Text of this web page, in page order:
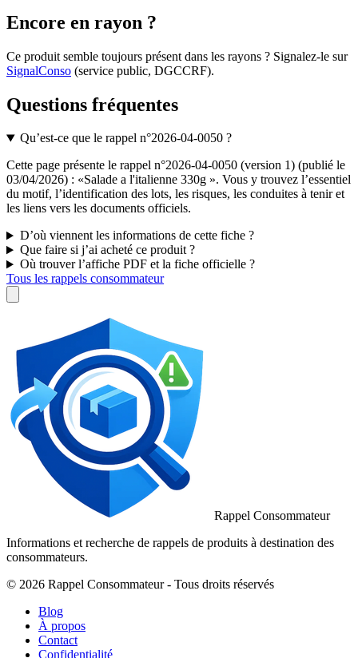
Encore en rayon ?
Ce produit semble toujours présent dans les rayons ? Signalez-le sur
SignalConso (service public, DGCCRF).
Questions fréquentes
Qu’est-ce que le rappel n°2026-04-0050 ?
Cette page présente le rappel n°2026-04-0050 (version 1) (publié le
03/04/2026) : «Salade a l'italienne 330g ». Vous y trouvez l’essentiel
du motif, l’identification des lots, les risques, les conduites à tenir et
les liens vers les documents officiels.
D’où viennent les informations de cette fiche ?
Que faire si j’ai acheté ce produit ?
Où trouver l’affiche PDF et la fiche officielle ?
Tous les rappels consommateur
Rappel Consommateur
Informations et recherche de rappels de produits à destination des
consommateurs.
© 2026 Rappel Consommateur - Tous droits réservés
Blog
À propos
Contact
Confidentialité